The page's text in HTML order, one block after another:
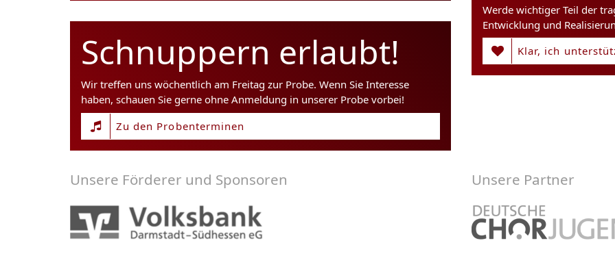
Schnuppern erlaubt!
Wir treffen uns wöchentlich am Freitag zur Probe. Wenn Sie Interesse
haben, schauen Sie gerne ohne Anmeldung in unserer Probe vorbei!
Zu den Probenterminen
Werde wichtiger Teil der
Entwicklung und
Klar, ich
Unsere Förderer und Sponsoren Unsere Partner